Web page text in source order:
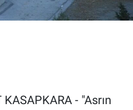
- "Asrın